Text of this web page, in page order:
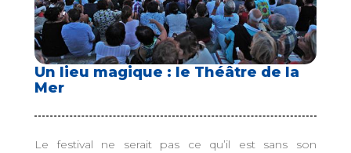
Un lieu magique : le Théâtre de la
Mer
Le festival ne serait pas ce qu’il est sans son